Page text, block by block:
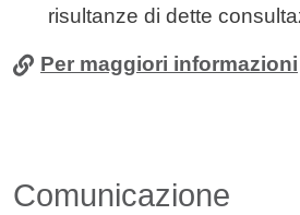
risultanze di dette
Per maggiori informazioni
Comunicazione